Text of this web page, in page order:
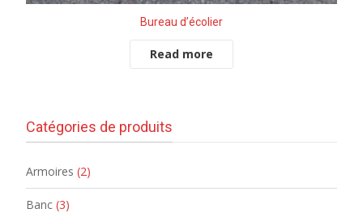
Bureau d’écolier
Read more
Catégories de produits
Armoires (2)
Banc (3)